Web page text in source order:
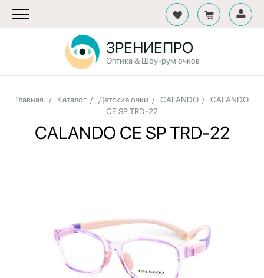
ЗРЕНИЕПРО
Оптика & Шоу-рум очков
Главная / Каталог / Детские очки / CALANDO / CALANDO
CE SP TRD-22
CALANDO CE SP TRD-22